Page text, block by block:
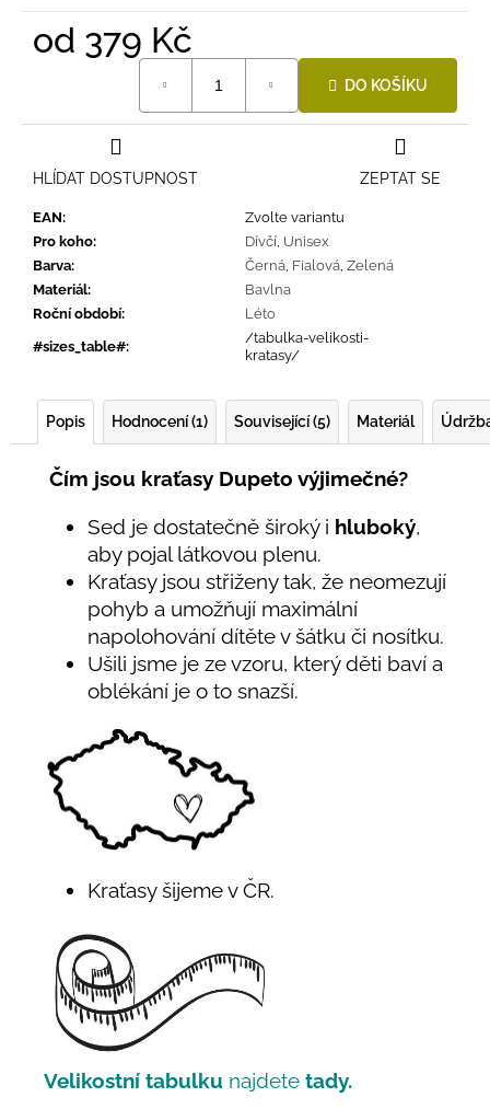
od 379 Kč
DO KOŠÍKU
EAN:
Zvolte variantu
Pro koho: Dívčí, Unisex
Barva: Černá, Fialová, Zelená
Materiál:
Bavlna
Roční období:
Léto
#sizes_table#:
/tabulka-velikosti-
kratasy/
ZEPTAT SE
HLÍDAT DOSTUPNOST
Popis Hodnocení (1) Související (5) Materiál
Čím jsou kraťasy Dupeto výjimečné?
Sed je dostatečně široký i hluboký,
aby pojal látkovou plenu.
Kraťasy jsou střiženy tak, že neomezují
pohyb a umožňují maximální
napolohování dítěte v šátku či nosítku.
Ušili jsme je ze vzoru, který děti baví a
oblékání je o to snazší.
Kraťasy šijeme v ČR.
Velikostní tabulku najdete tady.